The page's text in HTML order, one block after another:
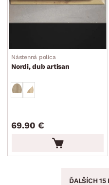
Nástenná polica
Nordi, dub artisan
69.90 €
ĎALŠÍCH 15